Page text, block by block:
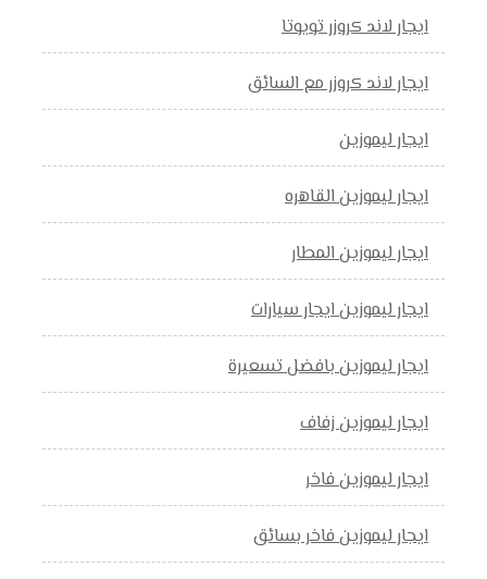
ايجار لاند كروزر تويوتا
ايجار لاند كروزر مع السائق
ايجار ليموزين
ايجار ليموزين القاهره
ايجار ليموزين المطار
ايجار ليموزين ايجار سيارات
ايجار ليموزين بافضل تسعيرة
ايجار ليموزين زفاف
ايجار ليموزين فاخر
ايجار ليموزين فاخر بسائق